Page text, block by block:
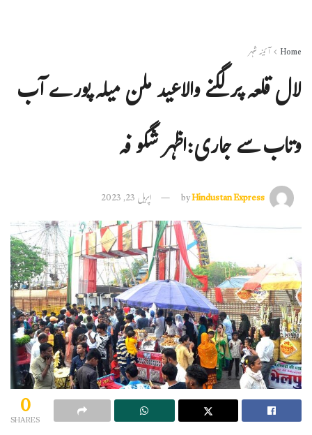
Home آئینہ شہر
لال قلعہ پر لگنے والاعید ملن میلہ پورے آب
وتاب سے جاری:اظہر شگو فہ
byHindustan Express اپریل 23, 2023
0
SHARES